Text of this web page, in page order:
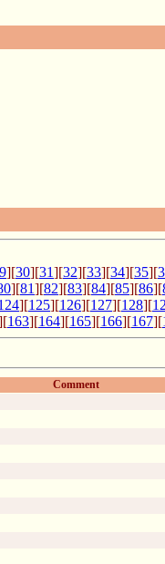
][30][31][32][33][34][35][
][81][82][83][84][85][86][
][125][126][127][128][
163][164][165][166][167][
Comment